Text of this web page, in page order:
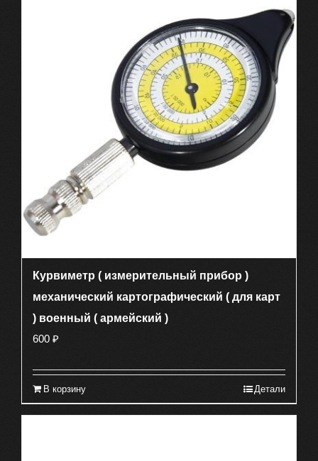
Курвиметр ( измерительный прибор )
механический картографический ( для карт
) военный ( армейский )
600 ₽
В корзину Детали